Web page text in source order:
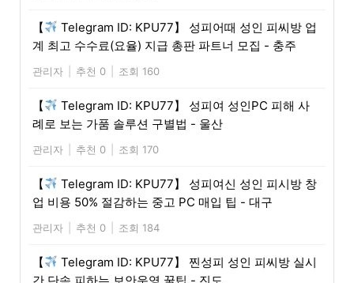
【
Telegram ID: KPU77】 성피어때 성인 피씨방 업
계 최고 수수료(요율) 지급 총판 파트너 모집 - 충주
관리자 추천 0 조회 160
【
Telegram ID: KPU77】 성피여 성인PC 피해 사
례로 보는 가품 솔루션 구별법 - 울산
관리자 추천 0 조회 170
【
Telegram ID: KPU77】 성피여신 성인 피시방 창
업 비용 50% 절감하는 중고 PC 매입 팁 - 대구
관리자 추천 0 조회 184
【
Telegram ID: KPU77】 찐성피 성인 피씨방 실시